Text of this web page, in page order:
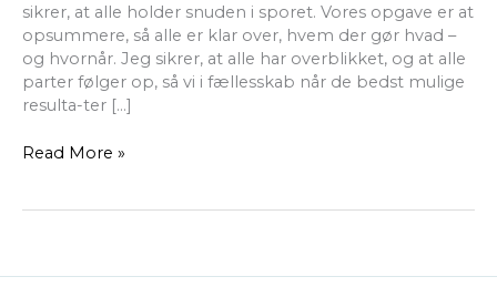
sikrer, at alle holder snuden i sporet. Vores opgave er at
opsummere, så alle er klar over, hvem der gør hvad –
og hvornår. Jeg sikrer, at alle har overblikket, og at alle
parter følger op, så vi i fællesskab når de bedst mulige
resulta-ter […]
Read More »